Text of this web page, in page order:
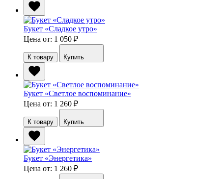
Букет «Сладкое утро»
Цена от: 1 050 ₽
К товару Купить
Букет «Светлое воспоминание»
Цена от: 1 260 ₽
К товару Купить
Букет «Энергетика»
Цена от: 1 260 ₽